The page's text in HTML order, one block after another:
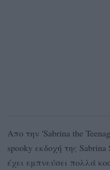
Απο την 'Sabrina the
spooky εκδοχή της
έχει εμπνεύσει πολλά